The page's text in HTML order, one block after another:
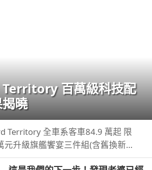
Territory 百萬級科技配
曉
Territory 全車系客車84.9 萬起 限
元升級旗艦饗宴三件組(含舊換新及
預約試 ...